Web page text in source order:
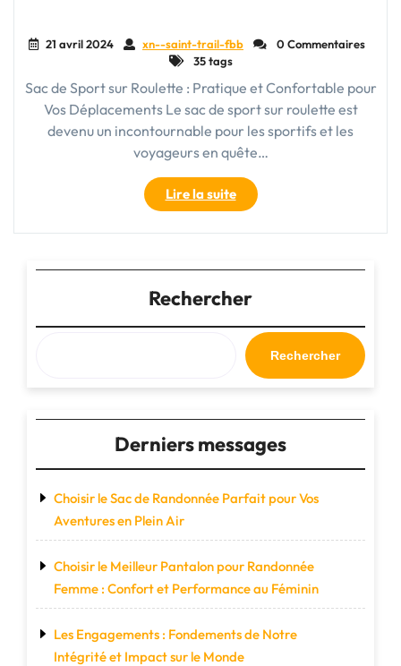
21 avril 2024 xn--saint-trail-fbb
0 Commentaires
35 tags
Sac de Sport sur Roulette : Pratique et Confortable pour
Vos Déplacements Le sac de sport sur roulette est
devenu un incontournable pour les sportifs et les
voyageurs en quête…
Lire la suite"Transportez
vos
affaires
effort
avec
un
sac
de
sport
Rechercher
Rechercher
Derniers messages
Choisir le Sac de Randonnée Parfait pour Vos
Aventures en Plein Air
Choisir le Meilleur Pantalon pour Randonnée
Femme : Confort et Performance au Féminin
Les Engagements : Fondements de Notre
Intégrité et Impact sur le Monde